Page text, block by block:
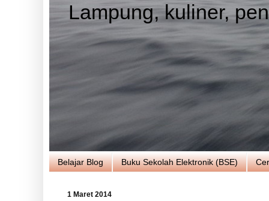
Lampung, kuliner,
Belajar Blog Buku Sekolah Elektronik (BSE)
1 Maret 2014